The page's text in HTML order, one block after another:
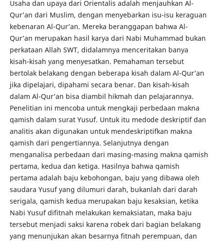
Usaha dan upaya dari Orientalis adalah menjauhkan Al-
Qur’an dari Muslim, dengan menyebarkan isu-isu keraguan
kebenaran Al-Qur’an. Mereka beranggapan bahwa Al-
Qur’an merupakan hasil karya dari Nabi Muhammad bukan
perkataan Allah SWT, didalamnya menceritakan banya
kisah-kisah yang menyesatkan. Pemahaman tersebut
bertolak belakang dengan beberapa kisah dalam Al-Qur’an
jika dipelajari, dipahami secara benar. Dan kisah-kisah
dalam Al-Qur’an bisa diambil hikmah dan pelajarannya.
Penelitian ini mencoba untuk mengkaji perbedaan makna
qamish dalam surat Yusuf. Untuk itu medode deskriptif dan
analitis akan digunakan untuk mendeskriptifkan makna
qamish dari pengertiannya. Selanjutnya dengan
menganalisa perbedaan dari masing-masing makna qamish
pertama, kedua dan ketiga. Hasilnya bahwa qamish
pertama adalah baju kebohongan, baju yang dibawa oleh
saudara Yusuf yang dilumuri darah, bukanlah dari darah
serigala, qamish kedua merupakan baju kesaksian, ketika
Nabi Yusuf difitnah melakukan kemaksiatan, maka baju
tersebut menjadi saksi karena robek dari bagian belakang
yang menunjukan akan besarnya fitnah perempuan, dan